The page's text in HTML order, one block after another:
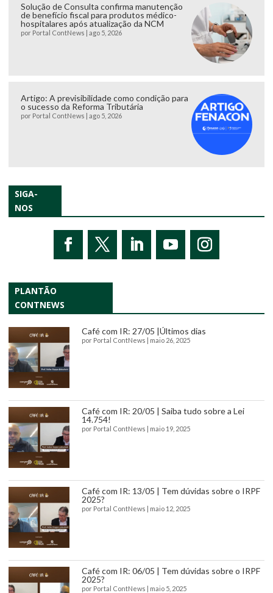
Solução de Consulta confirma manutenção
de benefício fiscal para produtos médico-
hospitalares após atualização da NCM
por Portal ContNews | ago 5, 2026
Artigo: A previsibilidade como condição para
o sucesso da Reforma Tributária
por Portal ContNews | ago 5, 2026
SIGA-
NOS
PLANTÃO
CONTNEWS
Café com IR: 27/05 |Últimos dias
por Portal ContNews | maio 26, 2025
Café com IR: 20/05 | Saiba tudo sobre a Lei
14.754!
por Portal ContNews | maio 19, 2025
Café com IR: 13/05 | Tem dúvidas sobre o IRPF
2025?
por Portal ContNews | maio 12, 2025
Café com IR: 06/05 | Tem dúvidas sobre o IRPF
2025?
por Portal ContNews | maio 5, 2025